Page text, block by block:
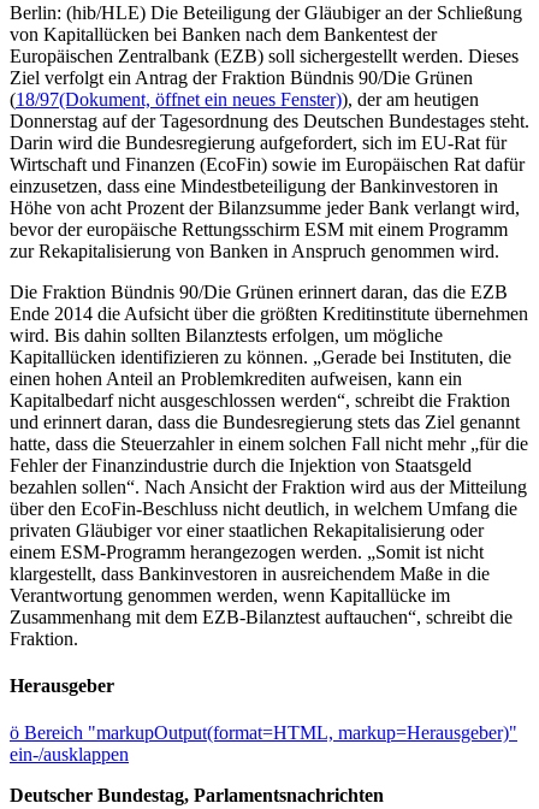
Berlin: (hib/HLE) Die Beteiligung der Gläubiger an der Schließung
von Kapitallücken bei Banken nach dem Bankentest der
Europäischen Zentralbank (EZB) soll sichergestellt werden. Dieses
Ziel verfolgt ein Antrag der Fraktion Bündnis 90/Die Grünen
(18/97(Dokument, öffnet ein neues Fenster)), der am heutigen
Donnerstag auf der Tagesordnung des Deutschen Bundestages steht.
Darin wird die Bundesregierung aufgefordert, sich im EU-Rat für
Wirtschaft und Finanzen (EcoFin) sowie im Europäischen Rat dafür
einzusetzen, dass eine Mindestbeteiligung der Bankinvestoren in
Höhe von acht Prozent der Bilanzsumme jeder Bank verlangt wird,
bevor der europäische Rettungsschirm ESM mit einem Programm
zur Rekapitalisierung von Banken in Anspruch genommen wird.
Die Fraktion Bündnis 90/Die Grünen erinnert daran, das die EZB
Ende 2014 die Aufsicht über die größten Kreditinstitute übernehmen
wird. Bis dahin sollten Bilanztests erfolgen, um mögliche
Kapitallücken identifizieren zu können. „Gerade bei Instituten, die
einen hohen Anteil an Problemkrediten aufweisen, kann ein
Kapitalbedarf nicht ausgeschlossen werden“, schreibt die Fraktion
und erinnert daran, dass die Bundesregierung stets das Ziel genannt
hatte, dass die Steuerzahler in einem solchen Fall nicht mehr „für die
Fehler der Finanzindustrie durch die Injektion von Staatsgeld
bezahlen sollen“. Nach Ansicht der Fraktion wird aus der Mitteilung
über den EcoFin-Beschluss nicht deutlich, in welchem Umfang die
privaten Gläubiger vor einer staatlichen Rekapitalisierung oder
einem ESM-Programm herangezogen werden. „Somit ist nicht
klargestellt, dass Bankinvestoren in ausreichendem Maße in die
Verantwortung genommen werden, wenn Kapitallücke im
Zusammenhang mit dem EZB-Bilanztest auftauchen“, schreibt die
Fraktion.
Herausgeber
ö Bereich "markupOutput(format=HTML, markup=Herausgeber)"
ein-/ausklappen
Deutscher Bundestag, Parlamentsnachrichten